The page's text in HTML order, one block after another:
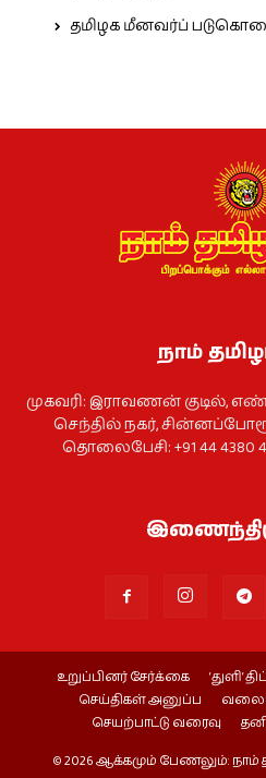
தமிழக மீனவர்ப்
நாம்
முகவரி: இராவணன் குடில்,
செந்தில் நகர்,
தொலைபேசி: +91 44 4380
உறுப்பினர் சேர்க்கை ‘துளி’
செய்திகள் அனுப்ப
செயற்பாட்டு வரைவு
© 2026 ஆக்கமும் பேணலும்: நாம்